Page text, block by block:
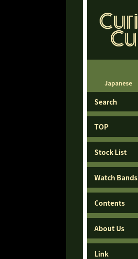
Japanese
Search
TOP
Stock List
Watch Bands
Contents
About Us
Link